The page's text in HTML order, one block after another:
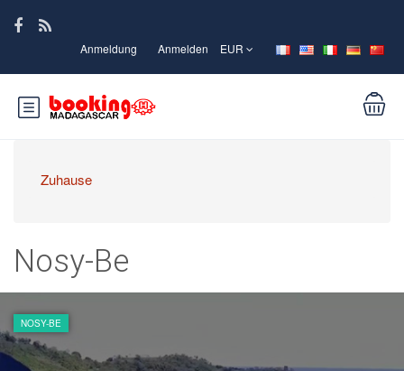
Anmeldung Anmelden EUR
Zuhause
Nosy-Be
NOSY-BE